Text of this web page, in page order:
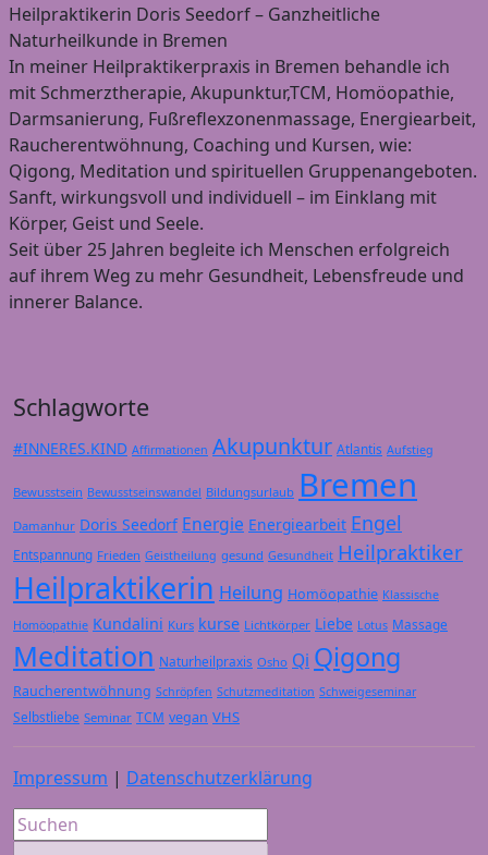
Heilpraktikerin Doris Seedorf – Ganzheitliche
Naturheilkunde in Bremen
In meiner Heilpraktikerpraxis in Bremen behandle ich
mit Schmerztherapie, Akupunktur,TCM, Homöopathie,
Darmsanierung, Fußreflexzonenmassage, Energiearbeit,
Raucherentwöhnung, Coaching und Kursen, wie:
Qigong, Meditation und spirituellen Gruppenangeboten.
Sanft, wirkungsvoll und individuell – im Einklang mit
Körper, Geist und Seele.
Seit über 25 Jahren begleite ich Menschen erfolgreich
auf ihrem Weg zu mehr Gesundheit, Lebensfreude und
innerer Balance.
Schlagworte
#INNERES.KIND Affirmationen Akupunktur Atlantis Aufstieg
Bewusstsein Bewusstseinswandel Bildungsurlaub Bremen
Damanhur Doris Seedorf Energie Energiearbeit Engel
Entspannung Frieden Geistheilung gesund Gesundheit Heilpraktiker
Heilpraktikerin Heilung Homöopathie Klassische
Homöopathie Kundalini Kurs kurse Lichtkörper Liebe Lotus Massage
Meditation Naturheilpraxis Osho Qi Qigong
Raucherentwöhnung Schröpfen Schutzmeditation Schweigeseminar
Selbstliebe Seminar TCM vegan VHS
Impressum | Datenschutzerklärung